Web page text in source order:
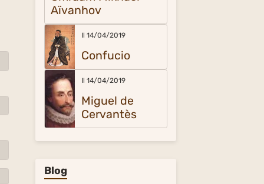
Aïvanhov
Il 14/04/2019
Confucio
Il 14/04/2019
Miguel de
Cervantès
Blog